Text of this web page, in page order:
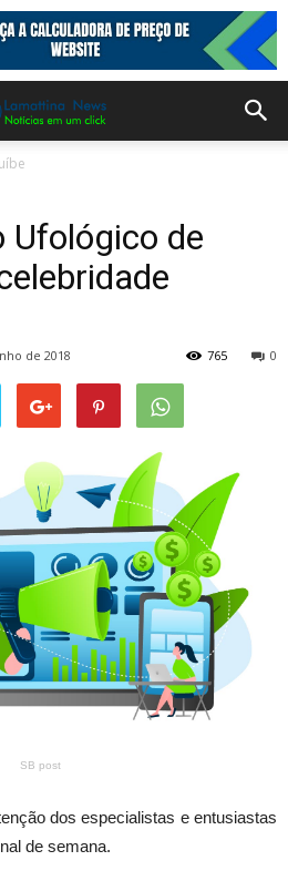
Ufológico de
de 2018 0
765
SB post
dos especialistas e entusiastas
de semana.